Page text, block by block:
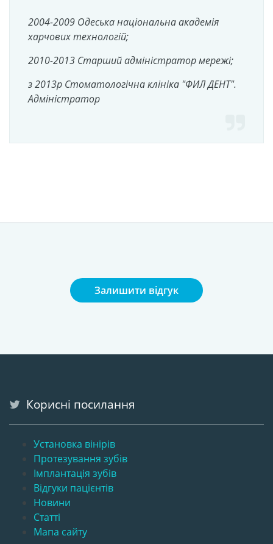
2004-2009 Одеська національна академія
харчових технологій;
2010-2013 Старший адміністратор мережі;
з 2013р Стоматологічна клініка "ФИЛ ДЕНТ".
Адміністратор
Залишити відгук
Корисні посилання
Установка вінірів
Протезування зубів
Імплантація зубів
Відгуки пацієнтів
Новини
Статті
Мапа сайту